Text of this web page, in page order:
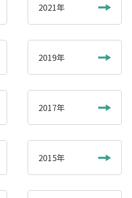
2021年
2019年
2017年
2015年